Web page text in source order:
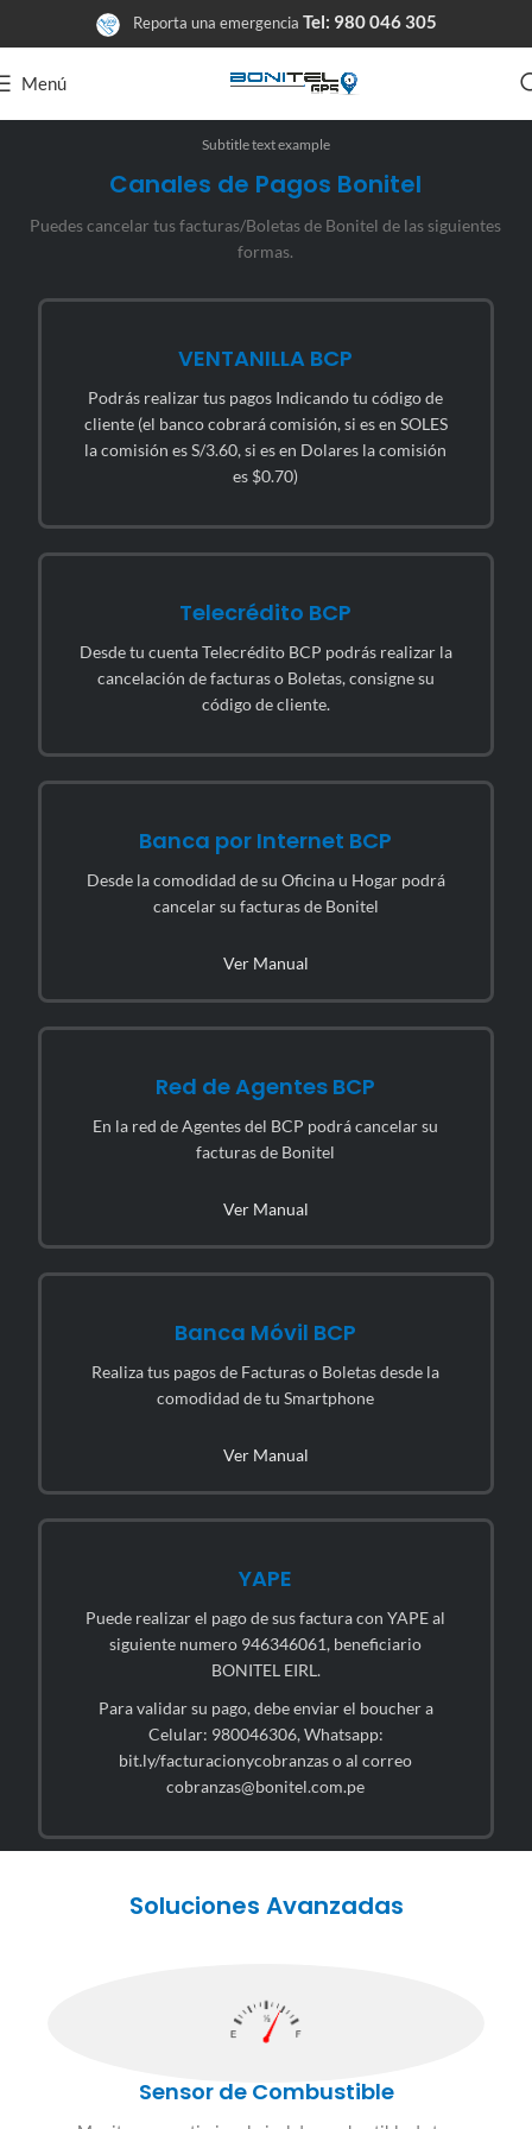
Reporta una emergencia Tel: 980 046 305
Menú
Subtitle text example
Canales de Pagos Bonitel
Puedes cancelar tus facturas/Boletas de Bonitel de las siguientes
formas.
VENTANILLA BCP
Podrás realizar tus pagos Indicando tu código de
cliente (el banco cobrará comisión, si es en SOLES
la comisión es S/3.60, si es en Dolares la comisión
es $0.70)
Telecrédito BCP
Desde tu cuenta Telecrédito BCP podrás realizar la
cancelación de facturas o Boletas, consigne su
código de cliente.
Banca por Internet BCP
Desde la comodidad de su Oficina u Hogar podrá
cancelar su facturas de Bonitel
Ver Manual
Red de Agentes BCP
En la red de Agentes del BCP podrá cancelar su
facturas de Bonitel
Ver Manual
Banca Móvil BCP
Realiza tus pagos de Facturas o Boletas desde la
comodidad de tu Smartphone
Ver Manual
YAPE
Puede realizar el pago de sus factura con YAPE al
siguiente numero 946346061, beneficiario
BONITEL EIRL.
Para validar su pago, debe enviar el boucher a
Celular: 980046306, Whatsapp:
bit.ly/facturacionycobranzas o al correo
cobranzas@bonitel.com.pe
Soluciones Avanzadas
Sensor de Combustible